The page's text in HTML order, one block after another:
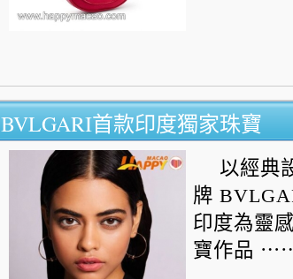
BVLGARI首款印度獨家珠寶
以經典
牌
印度為靈
寶作品